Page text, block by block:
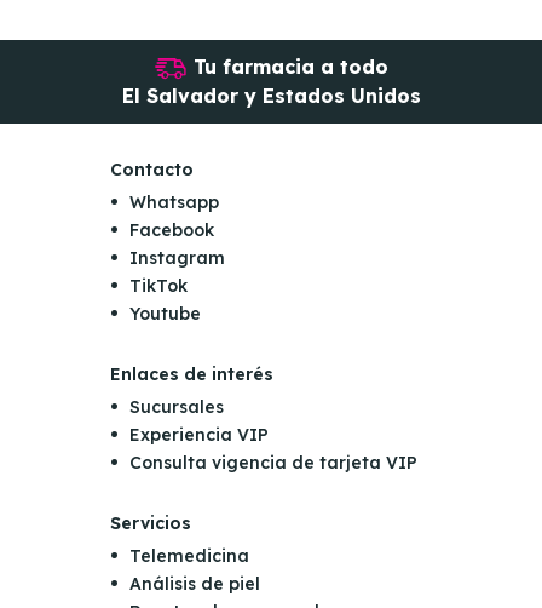
Tu farmacia a todo
El Salvador y Estados Unidos
Contacto
Whatsapp
Facebook
Instagram
TikTok
Youtube
Enlaces de interés
Sucursales
Experiencia VIP
Consulta vigencia de tarjeta VIP
Servicios
Telemedicina
Análisis de piel